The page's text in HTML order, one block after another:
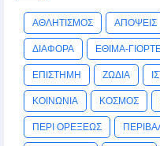
ΑΘΛΗΤΙΣΜΟΣ ΑΠΟΨΕΙΣ
ΔΙΑΦΟΡΑ ΕΘΙΜΑ-
ΕΠΙΣΤΗΜΗ ΖΩΔΙΑ
ΚΟΙΝΩΝΙΑ ΚΟΣΜΟΣ
ΠΕΡΙ ΟΡΕΞΕΩΣ